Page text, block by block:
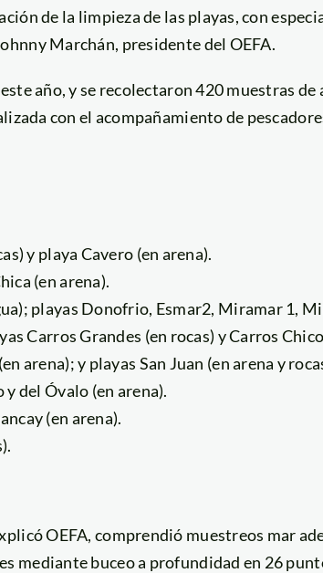
de la limpieza de las playas, con
Marchán, presidente del OEFA.
año, y se recolectaron 420 muestras de
con el acompañamiento de
y playa Cavero (en arena).
(en arena).
playas Donofrio, Esmar2, Miramar 1,
Carros Grandes (en rocas) y Carros
arena); y playas San Juan (en arena y
y del Óvalo (en arena).
(en arena).
OEFA, comprendió muestreos mar
mediante buceo a profundidad en 26